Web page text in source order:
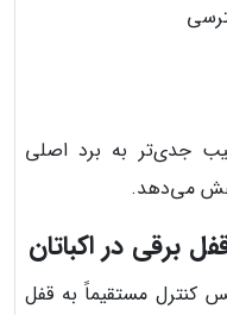
جدی‌تر به برد اصلی
می‌دهد.
برقی در اکباتان
کنترل مستقیماً به قفل